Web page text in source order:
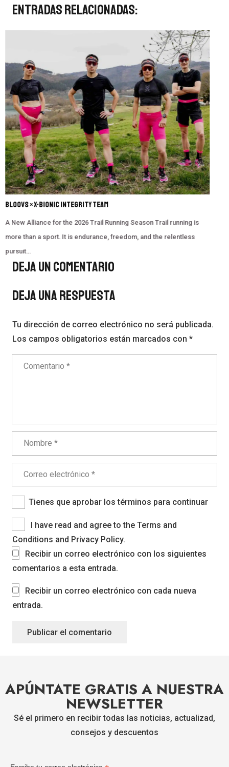
Entradas Relacionadas:
SPORTS EYEWEAR TRENDS FOR 2025: COLORS, DESIGN &
TECHNOLOGY
The future of performance eyewear is here! As 2025 approaches,
athletes and outdoor enthusiasts are demanding more than just
protection—they want style, innovation, and…
Deja Un Comentario
Deja una respuesta
Tu dirección de correo electrónico no será publicada.
Los campos obligatorios están marcados con *
Tienes que aprobar los términos para continuar
I have read and agree to the Terms and
Conditions and Privacy Policy.
Recibir un correo electrónico con los siguientes
comentarios a esta entrada.
Recibir un correo electrónico con cada nueva
entrada.
Publicar el comentario
APÚNTATE GRATIS A NUESTRA
NEWSLETTER
Sé el primero en recibir todas las noticias, actualizad,
consejos y descuentos